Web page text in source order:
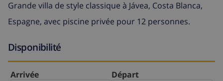
Grande villa de style classique à Jávea, Costa Blanca,
Espagne, avec piscine privée pour 12 personnes.
Disponibilité
Arrivée Départ